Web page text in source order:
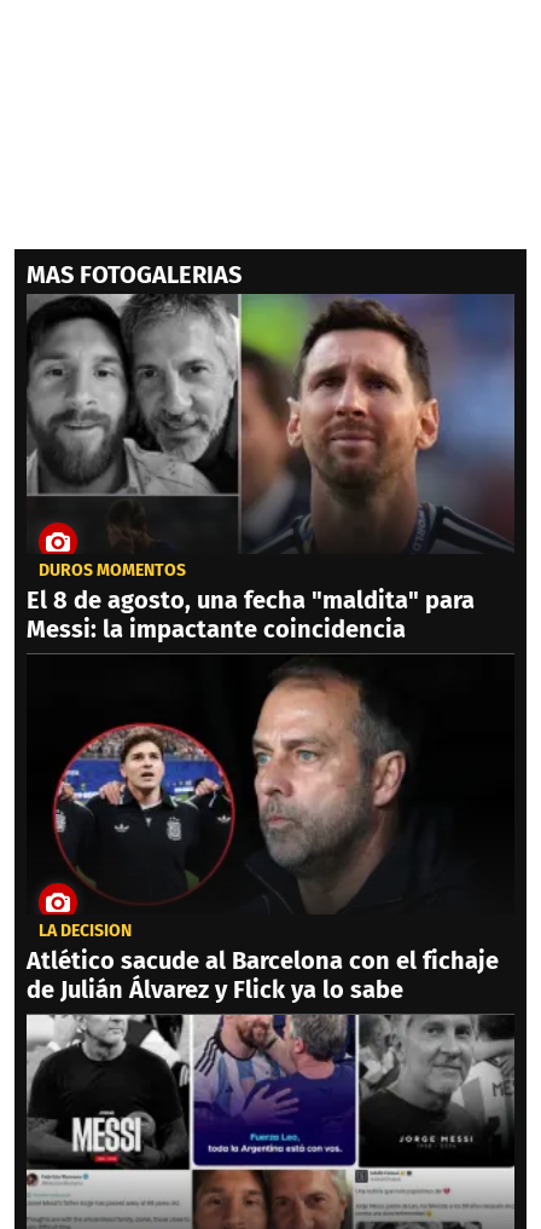
MAS FOTOGALERIAS
DUROS MOMENTOS
El 8 de agosto, una fecha "maldita" para
Messi: la impactante coincidencia
LA DECISIÓN
Atlético sacude al Barcelona con el fichaje
de Julián Álvarez y Flick ya lo sabe